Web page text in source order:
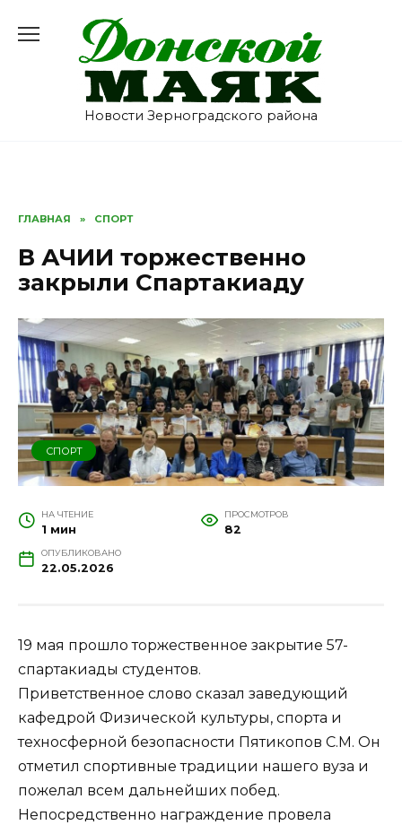
содержанию
Новости Зерноградского района
ГЛАВНАЯ » СПОРТ
В АЧИИ торжественно
закрыли Спартакиаду
СПОРТ
НА ЧТЕНИЕ
1 мин
ПРОСМОТРОВ
82
ОПУБЛИКОВАНО
22.05.2026
19 мая прошло торжественное закрытие 57-
спартакиады студентов.
Приветственное слово сказал заведующий
кафедрой Физической культуры, спорта и
техносферной безопасности Пятикопов С.М. Он
отметил спортивные традиции нашего вуза и
пожелал всем дальнейших побед.
Непосредственно награждение провела